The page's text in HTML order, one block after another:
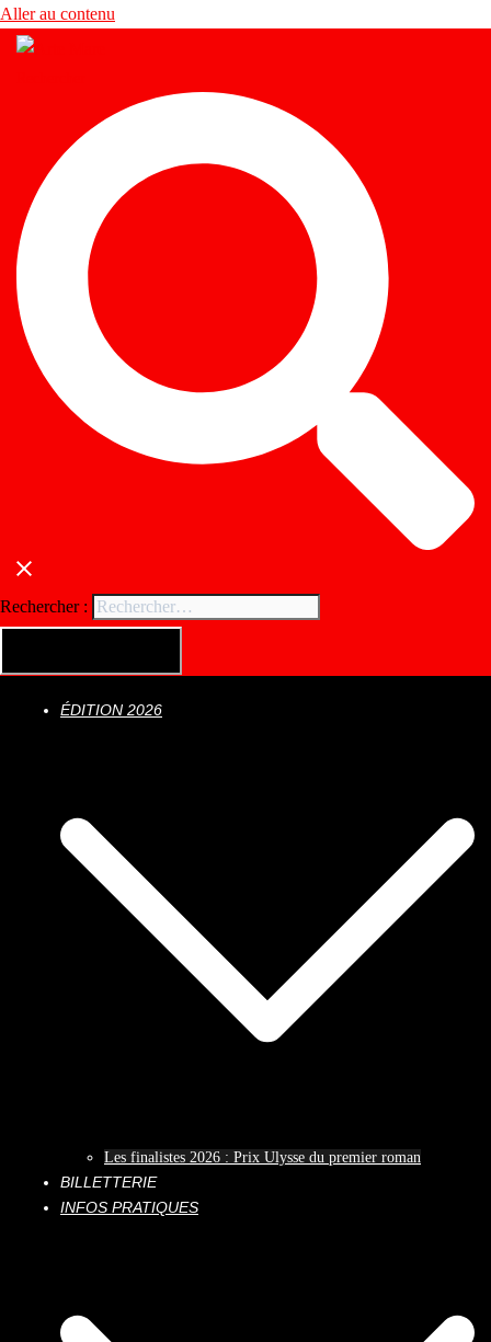
Aller au contenu
Rechercher :
ÉDITION 2026
Les finalistes 2026 : Prix Ulysse du premier roman
BILLETTERIE
INFOS PRATIQUES